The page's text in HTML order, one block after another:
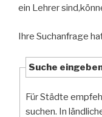
ein Lehrer
Ihre Suchanfrage
Suche
Für Städte
suchen. In